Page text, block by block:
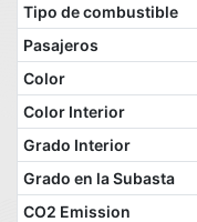
Tipo de combustible
Pasajeros
Color
Color Interior
Grado Interior
Grado en la Subasta
CO2 Emission